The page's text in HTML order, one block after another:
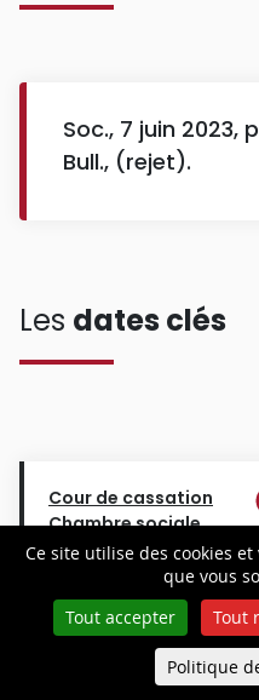
Ce site utilise des cookies
que vous
Tout accepter
Tout
Politique
Soc., 7 juin 2023,
Bull., (rejet).
Les dates clés
Cour de cassation
Chambre sociale
13-03-2024
Queue-Fair